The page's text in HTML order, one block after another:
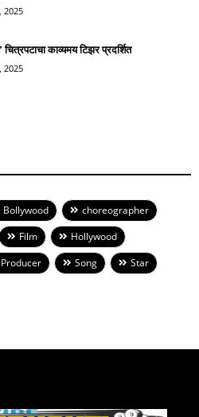
2025
चित्रपटाचा काव्यमय टिझर प्रदर्शित
2025
Bollywood
choreographer
Film
Hollywood
Producer Song
Star